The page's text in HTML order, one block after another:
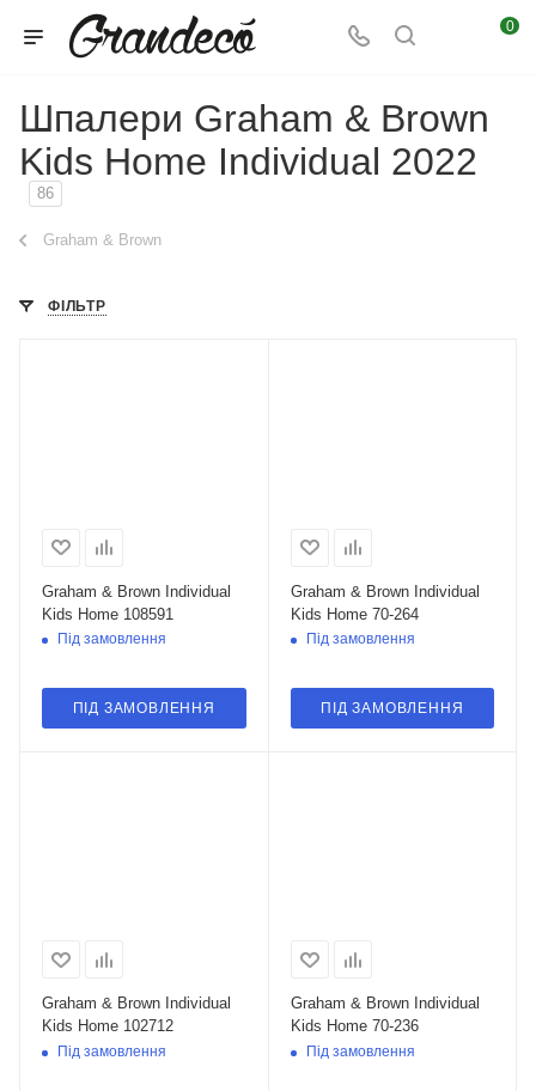
0
Шпалери Graham & Brown
Kids Home Individual 2022
86
Graham & Brown
ФІЛЬТР
Graham & Brown Individual
Kids Home 108591
Під замовлення
ПІД ЗАМОВЛЕННЯ
Graham & Brown Individual
Kids Home 70-264
Під замовлення
ПІД ЗАМОВЛЕННЯ
Graham & Brown Individual
Kids Home 102712
Під замовлення
Graham & Brown Individual
Kids Home 70-236
Під замовлення